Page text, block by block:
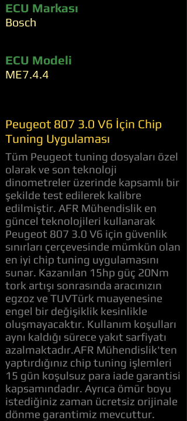
ECU Markası
Bosch
ECU Modeli
ME7.4.4
Peugeot 807 3.0 V6 İçin Chip
Tuning Uygulaması
Tüm Peugeot tuning dosyaları özel
olarak ve son teknoloji
dinometreler üzerinde kapsamlı bir
şekilde test edilerek kalibre
edilmiştir. AFR Mühendislik en
güncel teknolojileri kullanarak
Peugeot 807 3.0 V6 için güvenlik
sınırları çerçevesinde mümkün olan
en iyi chip tuning uygulamasını
sunar. Kazanılan 15hp güç 20Nm
tork artışı sonrasında aracınızın
egzoz ve TUVTürk muayenesine
engel bir değişiklik kesinlikle
oluşmayacaktır. Kullanım koşulları
aynı kaldığı sürece yakıt sarfiyatı
azalmaktadır.AFR Mühendislik'ten
yaptırdığınız chip tuning işlemleri
15 gün koşulsuz para iade garantisi
kapsamındadır. Ayrıca ömür boyu
istediğiniz zaman ücretsiz orijinale
dönme garantimiz mevcuttur.